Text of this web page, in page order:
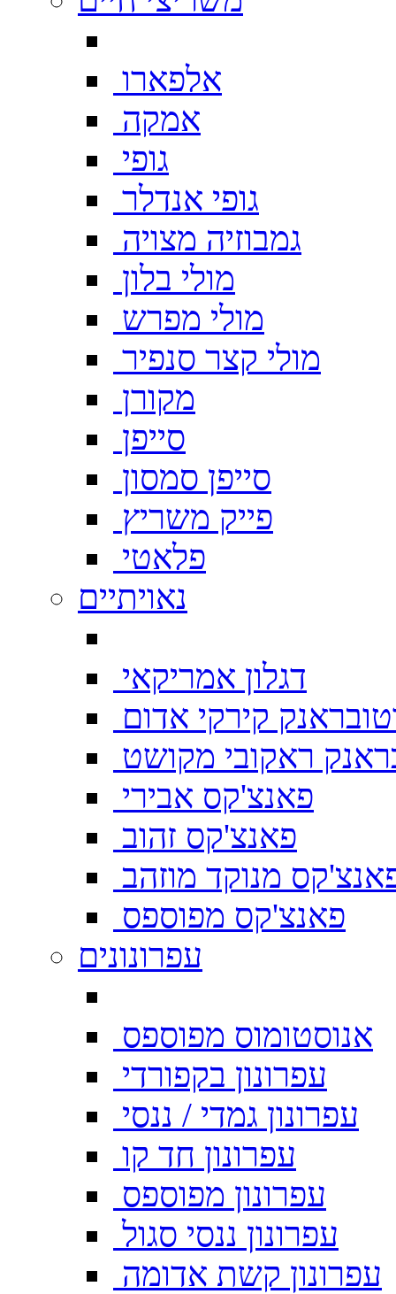
אלפארו
אמקה
גופי
גופי אנדלר
גמבוזיה מצויה
מולי בלון
מולי מפרש
מולי קצר סנפיר
מקורן
סייפן
סייפן סמסון
פייק משריץ
פלאטי
נאויתיים
דגלון אמריקאי
קירקי אדום
ראקובי מקושט
פאנצ'קס אבירי
פאנצ'קס זהוב
מנוקד מוזהב
פאנצ'קס מפוספס
עפרונונים
אנוסטומוס מפוספס
עפרונון בקפורדי
עפרונון גמדי / ננסי
עפרונון חד קו
עפרונון מפוספס
עפרונון ננסי סגול
עפרונון קשת אדומה